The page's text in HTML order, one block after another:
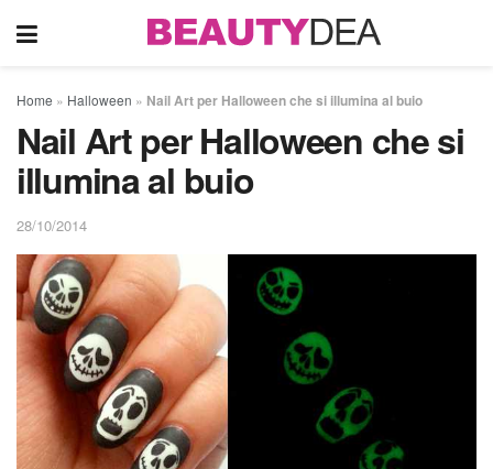
Home » Halloween » Nail Art per Halloween che si illumina al buio
Nail Art per Halloween che si
illumina al buio
28/10/2014